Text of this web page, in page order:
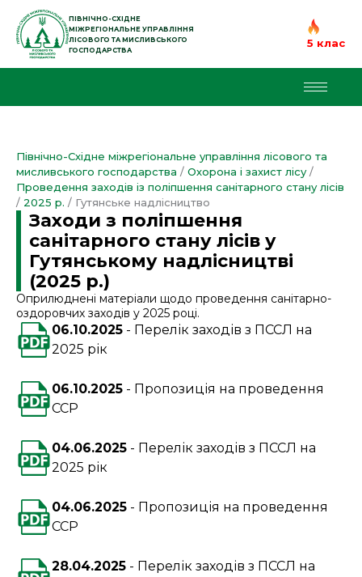
Перейти
вмісту
ПІВНІЧНО-СХІДНЕ
МІЖРЕГІОНАЛЬНЕ УПРАВЛІННЯ
ЛІСОВОГО ТА МИСЛИВСЬКОГО
ГОСПОДАРСТВА
5 клас
Північно-Східне міжрегіональне управління лісового та
мисливського господарства / Охорона і захист лісу/
Проведення заходів із поліпшення санітарного стану лісів
/ 2025 р. / Гутянське надлісництво
Заходи з поліпшення
санітарного стану лісів у
Гутянському надлісництві
(2025 р.)
Оприлюднені матеріали щодо проведення санітарно-
оздоровчих заходів у 2025 році.
06.10.2025
Перелік заходів з ПССЛ на
2025 рік
06.10.2025
Пропозиція на проведення
ССР
04.06.2025
Перелік заходів з ПССЛ на
2025 рік
04.06.2025
Пропозиція на проведення
ССР
28.04.2025
Перелік заходів з ПССЛ на